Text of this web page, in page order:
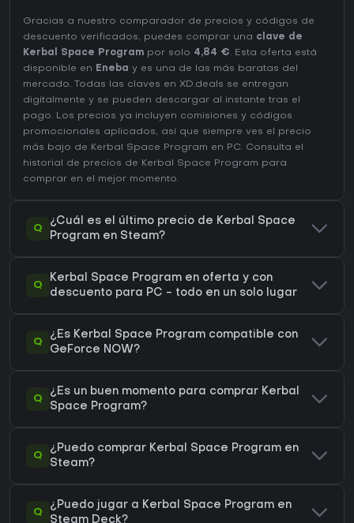
Gracias a nuestro comparador de precios y códigos de
descuento verificados, puedes comprar una clave de
Kerbal Space Program por solo 4,84 €. Esta oferta está
disponible en Eneba y es una de las más baratas del
mercado. Todas las claves en XD.deals se entregan
digitalmente y se pueden descargar al instante tras el
pago. Los precios ya incluyen comisiones y códigos
promocionales aplicados, así que siempre ves el precio
más bajo de Kerbal Space Program en PC. Consulta el
historial de precios de Kerbal Space Program para
comprar en el mejor momento.
Q
¿Cuál es el último precio de Kerbal Space
Program en Steam?
Q
Kerbal Space Program en oferta y con
descuento para PC - todo en un solo lugar
Q
¿Es Kerbal Space Program compatible con
GeForce NOW?
Q
¿Es un buen momento para comprar Kerbal
Space Program?
Q
¿Puedo comprar Kerbal Space Program en
Steam?
Q
¿Puedo jugar a Kerbal Space Program en
Steam Deck?